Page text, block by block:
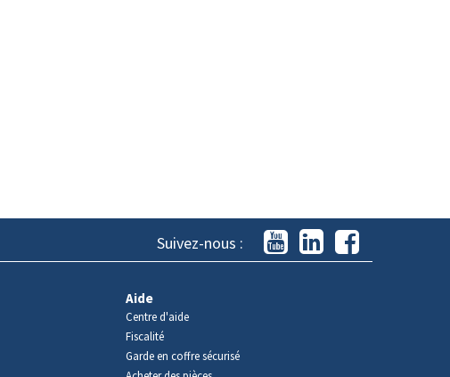
Suivez-nous :
Aide
Centre d'aide
Fiscalité
Garde en coffre sécurisé